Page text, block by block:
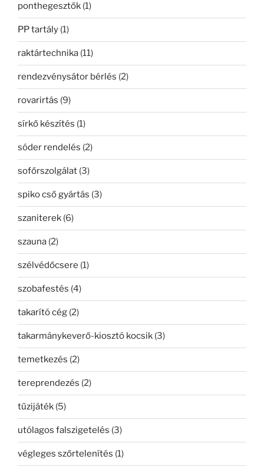
ponthegesztők (1)
PP tartály (1)
raktártechnika (11)
rendezvénysátor bérlés (2)
rovarirtás (9)
sírkő készítés (1)
sóder rendelés (2)
sofőrszolgálat (3)
spiko cső gyártás (3)
szaniterek (6)
szauna (2)
szélvédőcsere (1)
szobafestés (4)
takarító cég (2)
takarmánykeverő-kiosztó kocsik (3)
temetkezés (2)
tereprendezés (2)
tűzijáték (5)
utólagos falszigetelés (3)
végleges szőrtelenítés (1)